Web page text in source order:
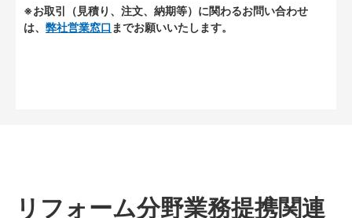
※お取引（見積り、注文、納期等）に関わるお問い合わせ
は、 弊社営業窓口 までお願いいたします。
リフォーム分野業務提携関連